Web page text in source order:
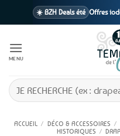
☀️ BZH Deals été Offres
1 cadeau offert
En point
MENU
Recherche
pour :
ACCUEIL / DÉCO & ACCESSOIRES /
HISTORIQUES /